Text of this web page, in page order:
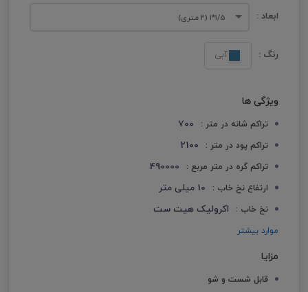
ابعاد : ۱/۵*۱ (۲ متری)
رنگ : آبی
ویژگی ها
تراکم شانه در متر : 700
تراکم پود در متر : 2100
تراکم گره در متر مربع : 490000
ارتفاع نخ خاب : 10 میلی متر
نخ خاب : اکرولیک هیت ست
موارد بیشتر
مزایا
قابل شست و شو